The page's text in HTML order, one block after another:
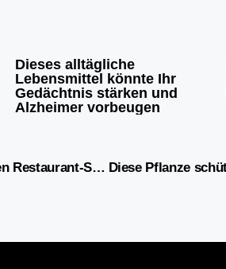
Dieses alltägliche
Lebensmittel könnte Ihr
Gedächtnis stärken und
Alzheimer vorbeugen
Diese 10 Angewohnheiten bringen Restaurant-Servicemitarbeiter auf die Palme